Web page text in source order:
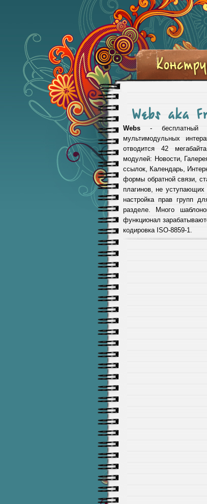
Webs aka
Webs - бесплатный
мультимодульных
отводится 42
модулей: Новости,
ссылок, Календарь,
формы обратной связи,
плагинов, не
настройка прав групп
разделе. Много
функционал
кодировка ISO-8859-1.